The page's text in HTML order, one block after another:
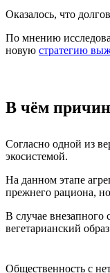
Оказалось, что
По мнению
новую стратегию
В чём
Согласно одной из
экосистемой.
На данном этапе
прежнего рациона,
В случае внезапного
вегетарианский
Общественность с